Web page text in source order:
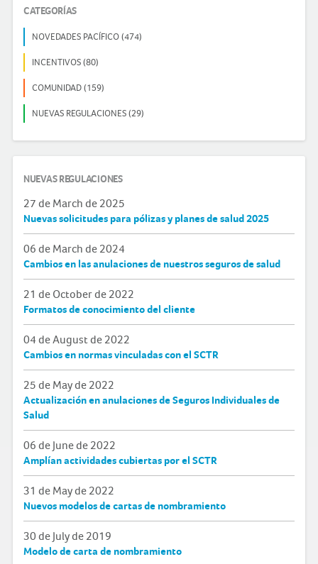
CATEGORÍAS
NOVEDADES PACÍFICO (474)
INCENTIVOS (80)
COMUNIDAD (159)
NUEVAS REGULACIONES (29)
NUEVAS REGULACIONES
27 de March de 2025
Nuevas solicitudes para pólizas y planes de salud 2025
06 de March de 2024
Cambios en las anulaciones de nuestros seguros de salud
21 de October de 2022
Formatos de conocimiento del cliente
04 de August de 2022
Cambios en normas vinculadas con el SCTR
25 de May de 2022
Actualización en anulaciones de Seguros Individuales de
Salud
06 de June de 2022
Amplían actividades cubiertas por el SCTR
31 de May de 2022
Nuevos modelos de cartas de nombramiento
30 de July de 2019
Modelo de carta de nombramiento